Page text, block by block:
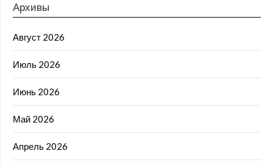
Архивы
Август 2026
Июль 2026
Июнь 2026
Май 2026
Апрель 2026